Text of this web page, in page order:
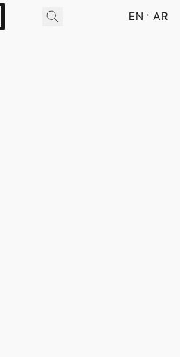
EN AR